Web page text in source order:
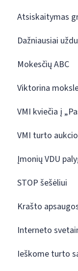
Atsiskaitymas
Dažniausiai
Mokesčių ABC
Viktorina
VMI kviečia į
VMI turto
Įmonių VDU
STOP šešėliui
Krašto
Interneto
Ieškome turto